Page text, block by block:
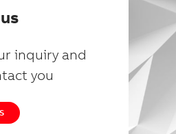
inquiry and
you